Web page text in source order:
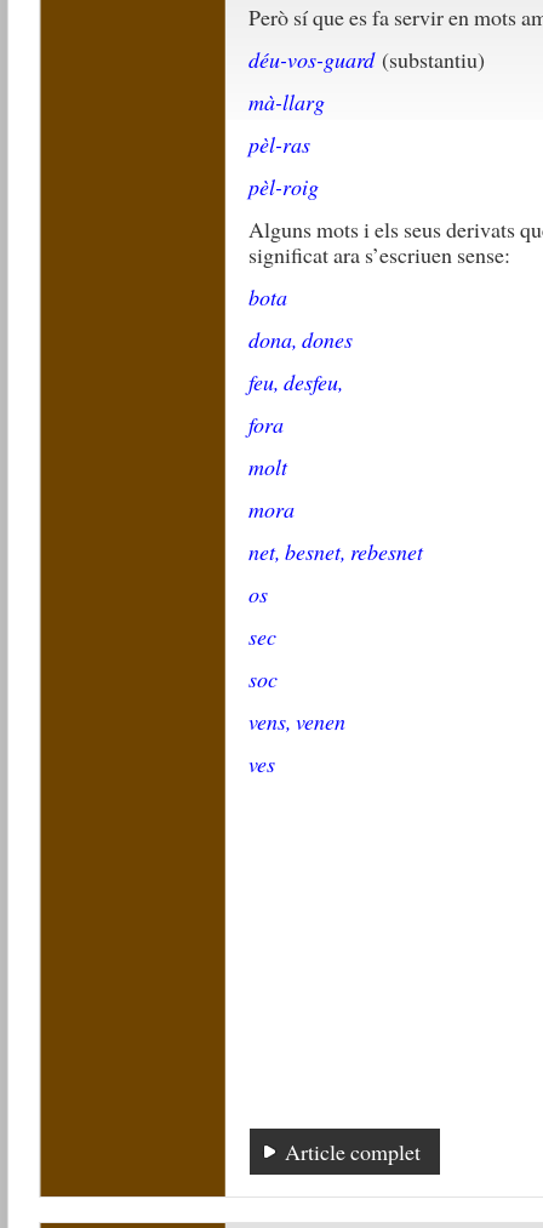
Però sí que es fa servir en mots
déu-vos-guard (substantiu)
mà-llarg
pèl-ras
pèl-roig
Alguns mots i els seus derivats
significat ara s’escriuen sense:
bota
dona, dones
feu, desfeu,
fora
molt
mora
net, besnet, rebesnet
os
sec
soc
vens, venen
ves
Article complet